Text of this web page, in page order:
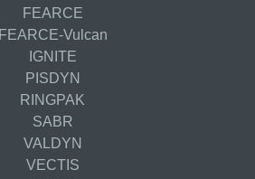
FEARCE
FEARCE-Vulcan
IGNITE
PISDYN
RINGPAK
SABR
VALDYN
VECTIS